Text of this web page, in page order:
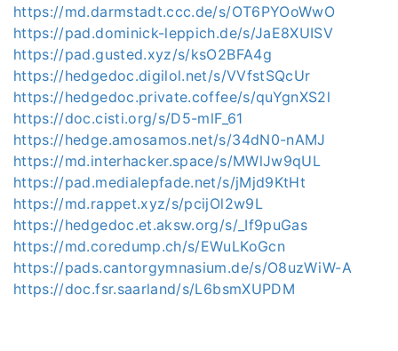
https://md.darmstadt.ccc.de/s/OT6PYOoWwO
https://pad.dominick-leppich.de/s/JaE8XUISV
https://pad.gusted.xyz/s/ksO2BFA4g
https://hedgedoc.digilol.net/s/VVfstSQcUr
https://hedgedoc.private.coffee/s/quYgnXS2l
https://doc.cisti.org/s/D5-mlF_61
https://hedge.amosamos.net/s/34dN0-nAMJ
https://md.interhacker.space/s/MWlJw9qUL
https://pad.medialepfade.net/s/jMjd9KtHt
https://md.rappet.xyz/s/pcijOl2w9L
https://hedgedoc.et.aksw.org/s/_If9puGas
https://md.coredump.ch/s/EWuLKoGcn
https://pads.cantorgymnasium.de/s/O8uzWiW-A
https://doc.fsr.saarland/s/L6bsmXUPDM